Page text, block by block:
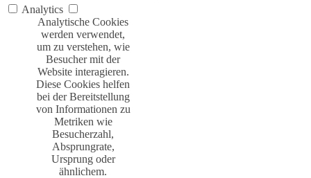
Analytics
Analytische Cookies
werden verwendet,
um zu verstehen, wie
Besucher mit der
Website interagieren.
Diese Cookies helfen
bei der Bereitstellung
von Informationen zu
Metriken wie
Besucherzahl,
Absprungrate,
Ursprung oder
ähnlichem.